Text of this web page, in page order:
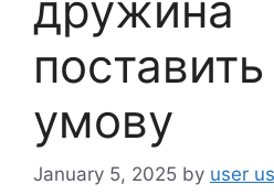
умову
January 5, 2025 by user